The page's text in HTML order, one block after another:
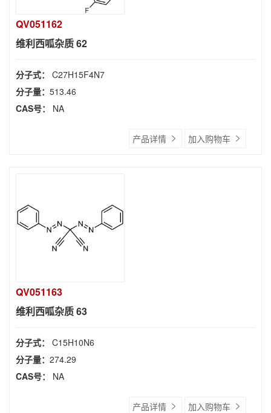
QV051162
维利西呱杂质 62
分子式： C27H15F4N7
分子量： 513.46
CAS号：
NA
产品详情 加入购物车
QV051163
维利西呱杂质 63
分子式： C15H10N6
分子量： 274.29
CAS号：
NA
产品详情 加入购物车